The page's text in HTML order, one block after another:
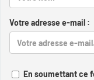
Votre adresse e-mail :
En soumettant ce